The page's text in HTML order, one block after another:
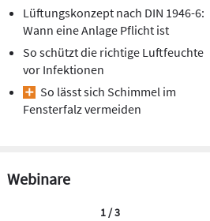
Lüftungskonzept nach DIN 1946-6:
Wann eine Anlage Pflicht ist
So schützt die richtige Luftfeuchte
vor Infektionen
So lässt sich Schimmel im
Fensterfalz vermeiden
Webinare
1 / 3